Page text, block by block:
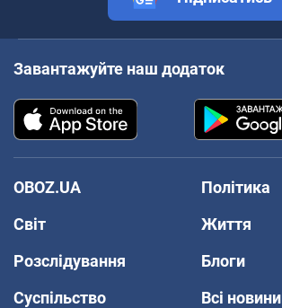
Завантажуйте наш додаток
OBOZ.UA
Політика
Світ
Життя
Розслідування
Блоги
Суспільство
Всі новини